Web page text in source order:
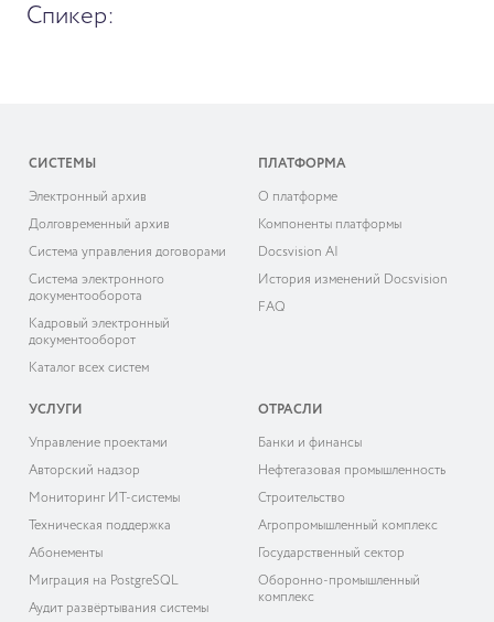
Спикер:
СИСТЕМЫ
Электронный архив
Долговременный архив
Система управления договорами
Система электронного
документооборота
Кадровый электронный
документооборот
Каталог всех систем
ПЛАТФОРМА
О платформе
Компоненты платформы
Docsvision AI
История изменений Docsvision
FAQ
УСЛУГИ
Управление проектами
Авторский надзор
Мониторинг ИТ-системы
Техническая поддержка
Абонементы
Миграция на PostgreSQL
Аудит развёртывания системы
ОТРАСЛИ
Банки и финансы
Нефтегазовая промышленность
Строительство
Агропромышленный комплекс
Государственный сектор
Оборонно-промышленный
комплекс